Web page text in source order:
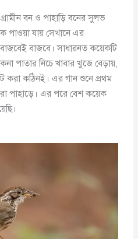
বন ও পাহাড়ি বনের সুলভ
পাওয়া যায় সেখানে এর
বাজবে। সাধারনত কয়েকটি
পাতার নিচে খাবার খুজে বেড়ায়,
করা কঠিনই। এর গান শুনে প্রথম
পাহাড়ে। এর পরে বেশ কয়েক